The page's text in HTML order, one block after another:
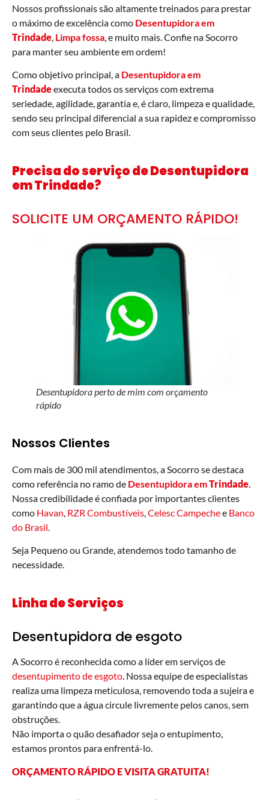
Nossos profissionais são altamente treinados para prestar
o máximo de excelência como Desentupidora em
Trindade Limpa fossa , e muito mais. Confie na Socorro
para manter seu ambiente em ordem!
Como objetivo principal, a Desentupidora em
Trindadeexecuta todos os serviços com extrema
seriedade, agilidade, garantia e, é claro, limpeza e qualidade,
sendo seu principal diferencial a sua rapidez e compromisso
com seus clientes pelo Brasil.
Precisa do serviço de Desentupidora
emTrindade?
SOLICITE UM ORÇAMENTO RÁPIDO!
Desentupidora perto de mim com orçamento
rápido
Nossos Clientes
Com mais de 300 mil atendimentos, a Socorro se destaca
como referência no ramo de Desentupidora emTrindade.
Nossa credibilidade é confiada por importantes clientes
como Havan, RZR Combustíveis,Celesc Campechee Banco
do Brasil.
Seja Pequeno ou Grande, atendemos todo tamanho de
necessidade.
Linha de Serviços
Desentupidora de esgoto
A Socorro é reconhecida como a líder em serviços de
desentupimento de esgoto. Nossa equipe de especialistas
realiza uma limpeza meticulosa, removendo toda a sujeira e
garantindo que a água circule livremente pelos canos, sem
obstruções.
Não importa o quão desafiador seja o entupimento,
estamos prontos para enfrentá-lo.
ORÇAMENTO RÁPIDO E VISITA GRATUITA!